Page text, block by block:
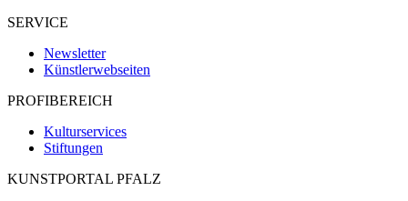
SERVICE
Newsletter
Künstlerwebseiten
PROFIBEREICH
Kulturservices
Stiftungen
KUNSTPORTAL PFALZ